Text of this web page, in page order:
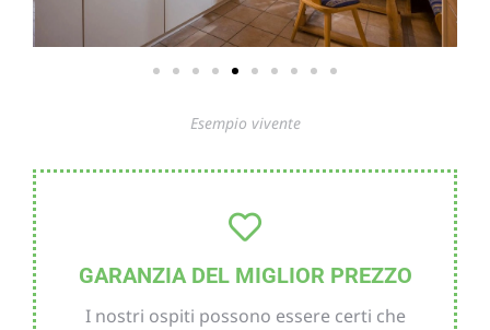
Esempio vivente
GARANZIA DEL MIGLIOR PREZZO
I nostri ospiti possono essere certi che